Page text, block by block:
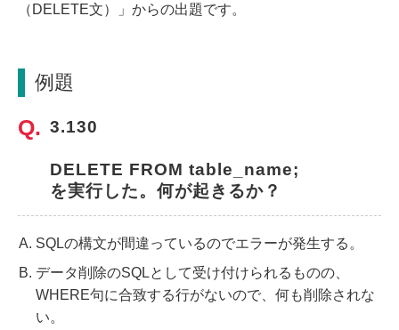
（DELETE文）」からの出題です。
例題
3.130
DELETE FROM table_name;
を実行した。何が起きるか？
SQLの構文が間違っているのでエラーが発生する。
データ削除のSQLとして受け付けられるものの、
WHERE句に合致する行がないので、何も削除されな
い。